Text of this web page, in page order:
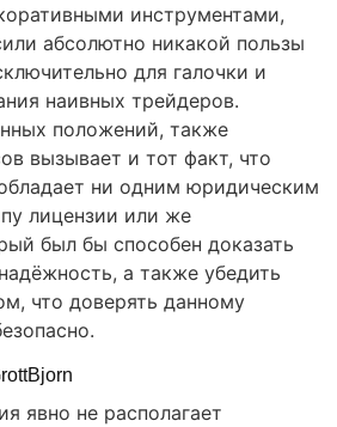
инструментами,
абсолютно никакой пользы
для галочки и
наивных трейдеров.
положений, также
вызывает и тот факт, что
ни одним юридическим
лицензии или же
был бы способен доказать
а также убедить
что доверять данному
явно не располагает